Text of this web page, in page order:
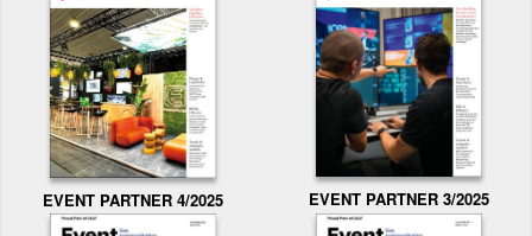
EVENT PARTNER 4/2025 EVENT PARTNER 3/2025